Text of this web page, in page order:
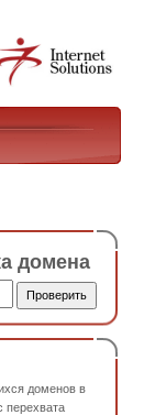
домена
доменов в
перехвата